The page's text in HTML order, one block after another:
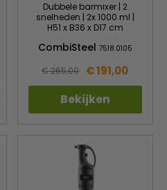
Dubbele barmixer | 2
snelheden | 2x 1000 ml |
H51 x B36 x D17 cm
CombiSteel 7518.0105
€ 265,00 € 191,00
Bekijken